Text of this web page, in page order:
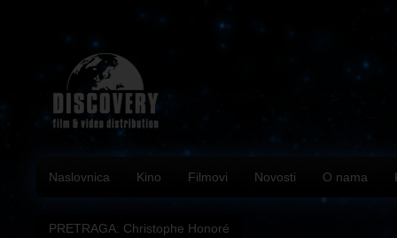
Naslovnica Kino Filmovi Novosti O nama
PRETRAGA: Christophe Honoré